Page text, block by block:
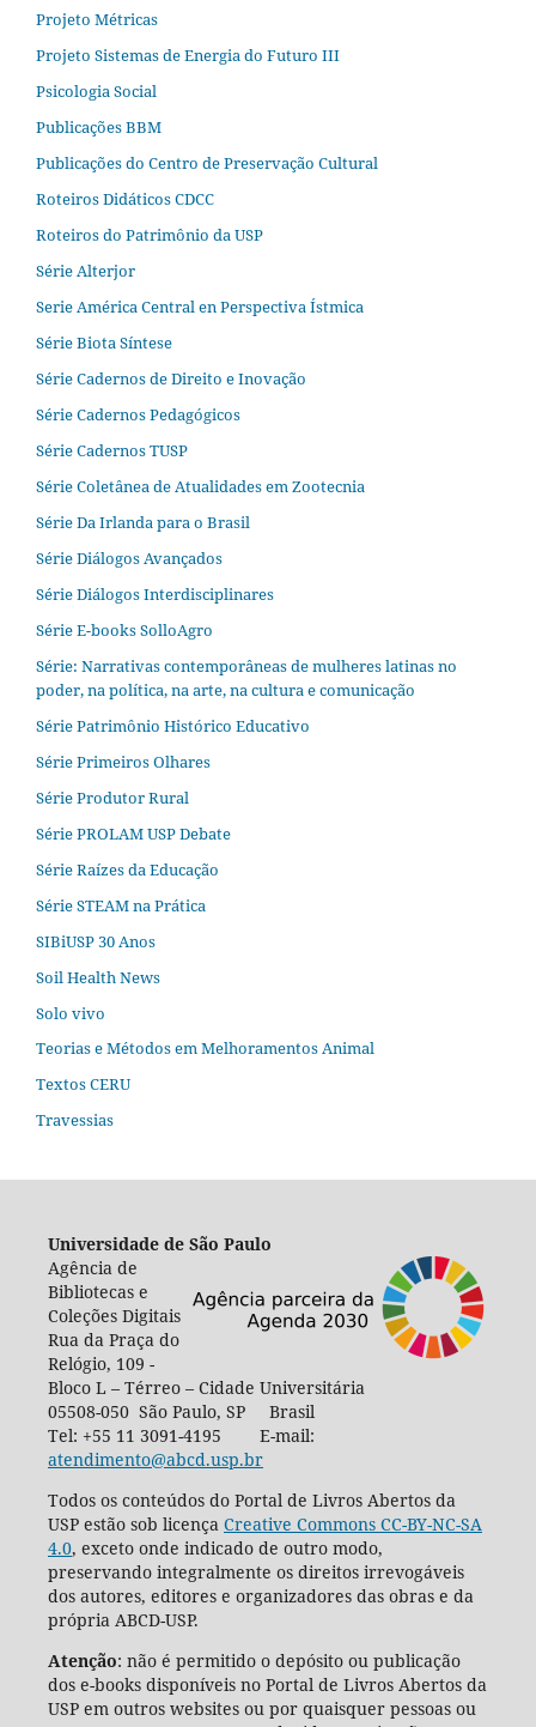
Projeto Métricas
Projeto Sistemas de Energia do Futuro III
Psicologia Social
Publicações BBM
Publicações do Centro de Preservação Cultural
Roteiros Didáticos CDCC
Roteiros do Patrimônio da USP
Série Alterjor
Serie América Central en Perspectiva Ístmica
Série Biota Síntese
Série Cadernos de Direito e Inovação
Série Cadernos Pedagógicos
Série Cadernos TUSP
Série Coletânea de Atualidades em Zootecnia
Série Da Irlanda para o Brasil
Série Diálogos Avançados
Série Diálogos Interdisciplinares
Série E-books SolloAgro
Série: Narrativas contemporâneas de mulheres latinas no
poder, na política, na arte, na cultura e comunicação
Série Patrimônio Histórico Educativo
Série Primeiros Olhares
Série Produtor Rural
Série PROLAM USP Debate
Série Raízes da Educação
Série STEAM na Prática
SIBiUSP 30 Anos
Soil Health News
Solo vivo
Teorias e Métodos em Melhoramentos Animal
Textos CERU
Travessias
Universidade de São Paulo
Agência de
Bibliotecas e
Coleções Digitais
Rua da Praça do
Relógio, 109 -
Bloco L – Térreo – Cidade Universitária
05508-050 São Paulo, SP Brasil
Tel: +55 11 3091-4195 E-mail:
atendimento@abcd.usp.br
Todos os conteúdos do Portal de Livros Abertos da
USP estão sob licença Creative Commons CC-BY-NC-SA
4.0, exceto onde indicado de outro modo,
preservando integralmente os direitos irrevogáveis
dos autores, editores e organizadores das obras e da
própria ABCD-USP.
Atenção: não é permitido o depósito ou publicação
dos e-books disponíveis no Portal de Livros Abertos da
USP em outros websites ou por quaisquer pessoas ou